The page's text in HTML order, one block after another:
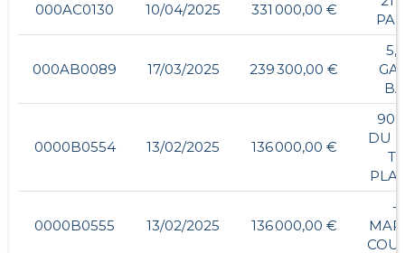
000AC0130 10/04/2025 331 000,00 €
000AB0089 17/03/2025 239 300,00 €
5,
0000B0554 13/02/2025 136 000,00 €
DU
0000B0555 13/02/2025 136 000,00 €
-